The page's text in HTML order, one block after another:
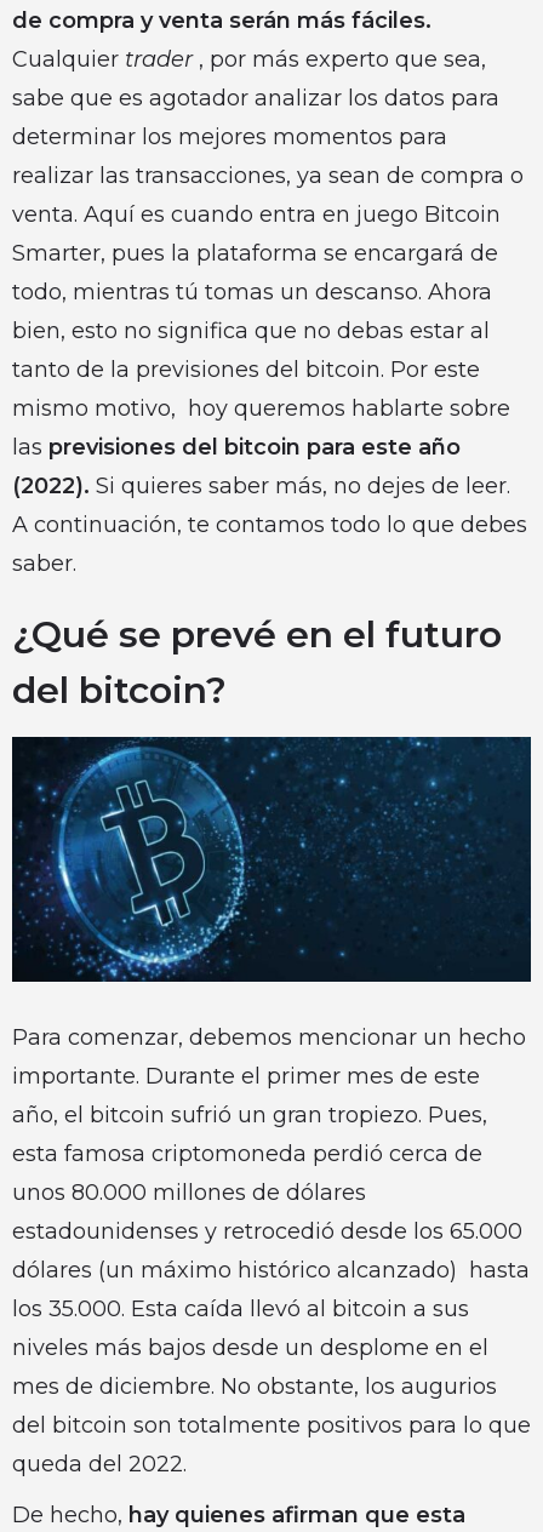
de compra y venta serán más fáciles.
Cualquier trader, por más experto que sea,
sabe que es agotador analizar los datos para
determinar los mejores momentos para
realizar las transacciones, ya sean de compra o
venta. Aquí es cuando entra en juego Bitcoin
Smarter, pues la plataforma se encargará de
todo, mientras tú tomas un descanso. Ahora
bien, esto no significa que no debas estar al
tanto de la previsiones del bitcoin. Por este
mismo motivo, hoy queremos hablarte sobre
las previsiones del bitcoin para este año
(2022). Si quieres saber más, no dejes de leer.
A continuación, te contamos todo lo que debes
saber.
¿Qué se prevé en el futuro
del bitcoin?
Para comenzar, debemos mencionar un hecho
importante. Durante el primer mes de este
año, el bitcoin sufrió un gran tropiezo. Pues,
esta famosa criptomoneda perdió cerca de
unos 80.000 millones de dólares
estadounidenses y retrocedió desde los 65.000
dólares (un máximo histórico alcanzado) hasta
los 35.000. Esta caída llevó al bitcoin a sus
niveles más bajos desde un desplome en el
mes de diciembre. No obstante, los augurios
del bitcoin son totalmente positivos para lo que
queda del 2022.
De hecho, hay quienes afirman que esta